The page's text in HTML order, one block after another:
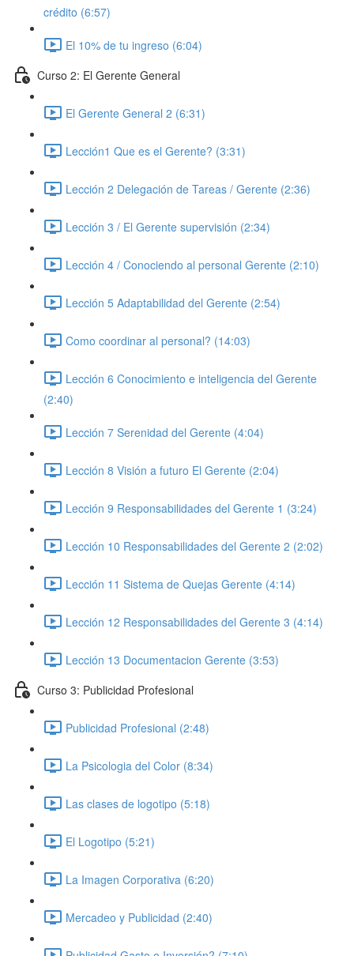
crédito (6:57)
El 10% de tu ingreso (6:04)
Curso 2: El Gerente General
El Gerente General 2 (6:31)
Lección1 Que es el Gerente? (3:31)
Lección 2 Delegación de Tareas / Gerente (2:36)
Lección 3 / El Gerente supervisión (2:34)
Lección 4 / Conociendo al personal Gerente (2:10)
Lección 5 Adaptabilidad del Gerente (2:54)
Como coordinar al personal? (14:03)
Lección 6 Conocimiento e inteligencia del Gerente
(2:40)
Lección 7 Serenidad del Gerente (4:04)
Lección 8 Visión a futuro El Gerente (2:04)
Lección 9 Responsabilidades del Gerente 1 (3:24)
Lección 10 Responsabilidades del Gerente 2 (2:02)
Lección 11 Sistema de Quejas Gerente (4:14)
Lección 12 Responsabilidades del Gerente 3 (4:14)
Lección 13 Documentacion Gerente (3:53)
Curso 3: Publicidad Profesional
Publicidad Profesional (2:48)
La Psicologia del Color (8:34)
Las clases de logotipo (5:18)
El Logotipo (5:21)
La Imagen Corporativa (6:20)
Mercadeo y Publicidad (2:40)